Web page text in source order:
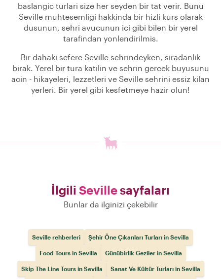
baslangic turlari size her seyden bir tat verir. Bunu
Seville muhtesemligi hakkinda bir hizli kurs olarak
dusunun, sehri avucunun ici gibi bilen bir yerel
tarafindan yonlendirilmis.
Bir dahaki sefere Seville sehrindeyken, siradanlik
birak. Yerel bir tura katilin ve sehrin gercek buyusunu
acin - hikayeleri, lezzetleri ve Seville sehrini essiz kilan
yerleri. Bir yerel gibi kesfetmeye hazir olun!
İlgili Sevillesayfaları
Bunlar da ilginizi çekebilir
Seville rehberleri Şehir Öne Çıkanları Turları in Sevilla
Food Tours in Sevilla Günübirlik Geziler in Sevilla
Skip The Line Tours in Sevilla Sanat Ve Kültür Turları in Sevilla